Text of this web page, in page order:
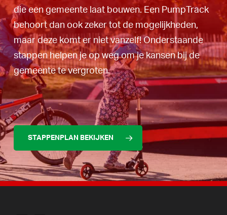
die een gemeente laat bouwen. Een PumpTrack
behoort dan ook zeker tot de mogelijkheden,
maar deze komt er niet vanzelf! Onderstaande
stappen helpen je op weg om je kansen bij de
gemeente te vergroten.
STAPPENPLAN BEKIJKEN